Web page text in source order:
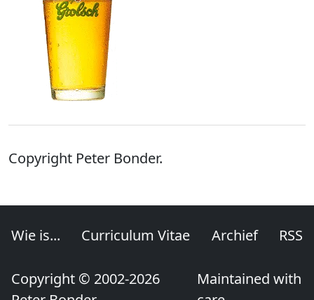
Copyright Peter Bonder.
Wie is... Curriculum Vitae Archief RSS
Copyright © 2002-2026
Maintained with